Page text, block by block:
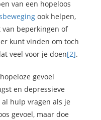
van een hopeloos
ook helpen,
beperkingen of
kunt vinden om toch
veel voor je doen[2].
gevoel
en depressieve
hulp vragen als je
gevoel, maar doe